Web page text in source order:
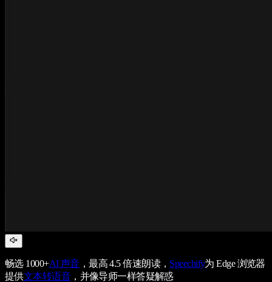
畅选 1000+AI 声音，最高 4.5 倍速朗读， Speechify为 Edge 浏览器
提供文本转语音，并像导师一样答疑解惑